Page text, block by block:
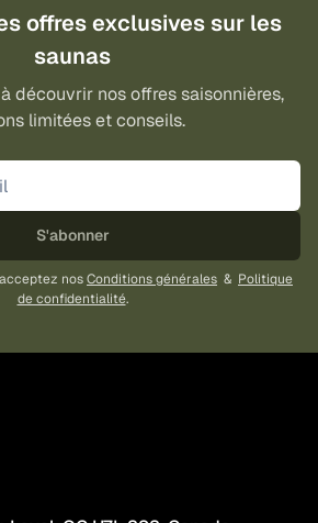
offres exclusives sur les
saunas
découvrir nos offres saisonnières,
limitées et conseils.
S'abonner
nosConditions générales & Politique
de confidentialité.